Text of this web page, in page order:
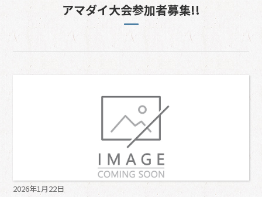
アマダイ大会参加者募集!!
2026年1月22日